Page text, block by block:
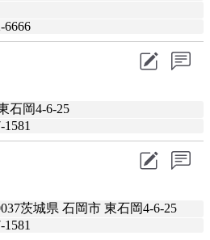
6666
石岡4-6-25
1581
茨城県 石岡市 東石岡4-6-25
1581